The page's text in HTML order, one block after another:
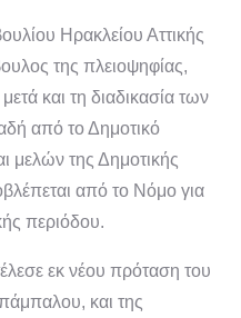
Ηρακλείου Αττικής
της πλειοψηφίας,
και τη διαδικασία των
από το Δημοτικό
μελών της Δημοτικής
από το Νόμο για
περιόδου.
εκ νέου πρόταση του
και της